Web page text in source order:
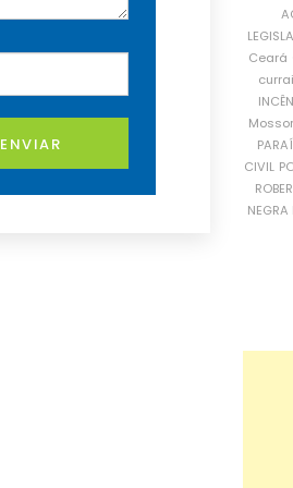
ENVIAR
Ceará
CIVIL
NEGRA